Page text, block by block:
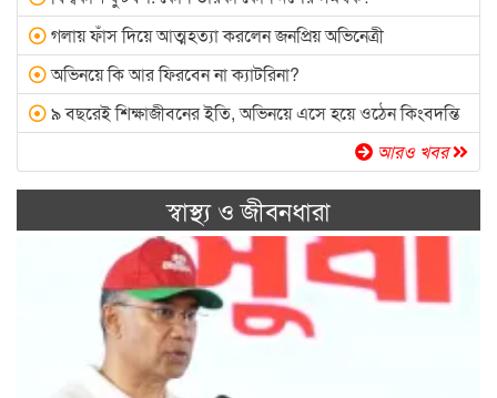
গলায় ফাঁস দিয়ে আত্মহত্যা করলেন জনপ্রিয় অভিনেত্রী
অভিনয়ে কি আর ফিরবেন না ক্যাটরিনা?
৯ বছরেই শিক্ষাজীবনের ইতি, অভিনয়ে এসে হয়ে ওঠেন কিংবদন্তি
আরও খবর
স্বাস্থ্য ও জীবনধারা